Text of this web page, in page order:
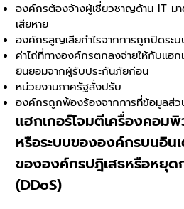
องค์กรต้องจ้างผู้เชี่ยวชาญด้าน IT ม
เสียหาย
องค์กรสูญเสียกำไรจากการถูกปิดระบ
ค่าไถ่ที่ทางองค์กรตกลงจ่ายให้กับแฮก
ยินยอมจากผู้รับประกันภัยก่อน
หน่วยงานภาครัฐสั่งปรับ
องค์กรถูกฟ้องร้องจากการที่ข้อมูลส่
แฮกเกอร์โจมตีเครื่องคอม
หรือระบบขององค์กรบนอินเ
ขององค์กรปฎิเสธหรือหยุด
(DDoS)